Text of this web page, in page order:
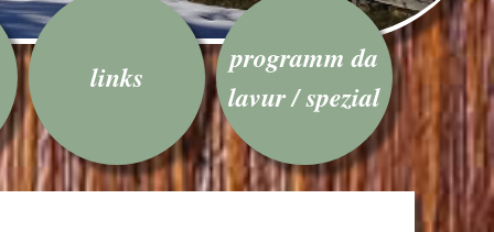
links
programm da
lavur / spezial